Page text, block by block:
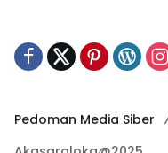
Pedoman Media Siber